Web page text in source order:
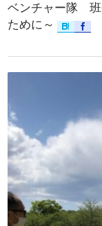
ベンチャー隊 班
ために～